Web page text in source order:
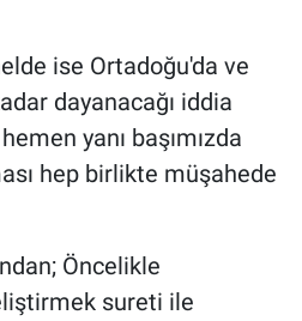
ise Ortadoğu'da ve
dayanacağı iddia
yanı başımızda
hep birlikte müşahede
Öncelikle
sureti ile